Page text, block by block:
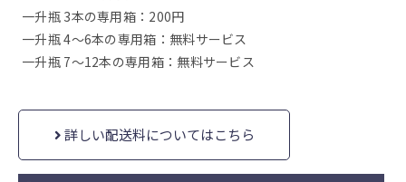
一升瓶 3本の専用箱：200円
一升瓶 4～6本の専用箱：無料サービス
一升瓶 7～12本の専用箱：無料サービス
詳しい配送料についてはこちら